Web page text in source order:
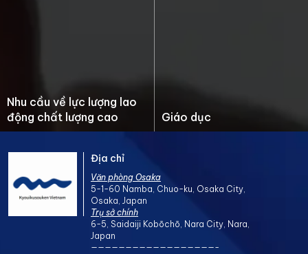
Nhu cầu về lực lượng lao
động chất lượng cao
Giáo dục
Địa chỉ
Văn phòng Osaka
5-1-60 Namba, Chuo-ku, Osaka City,
Osaka, Japan
Trụ sở chính
6-5, Saidaiji Kobōchō, Nara City, Nara,
Japan
——————————————————-